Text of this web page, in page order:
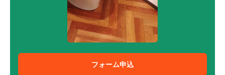
フォーム申込